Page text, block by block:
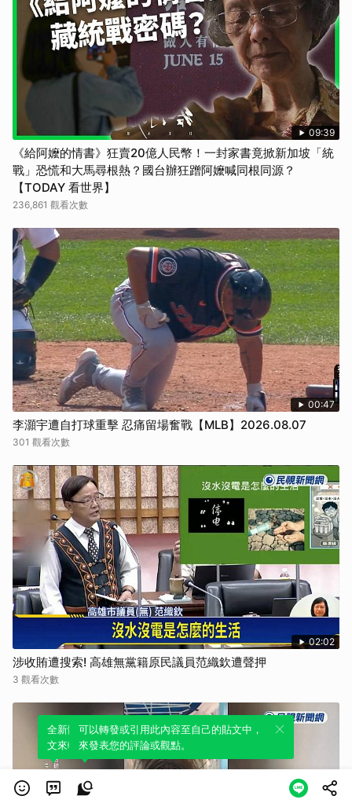
09:39
《給阿嬤的情書》狂賣20億人民幣！一封家書竟掀新加坡「統
戰」恐慌和大馬尋根熱？國台辦狂蹭阿嬤喊同根同源？
【TODAY 看世界】
236,861 觀看次數
00:47
李灝宇遭自打球重擊 忍痛留場奮戰【MLB】2026.08.07
301 觀看次數
02:02
涉收賄遭搜索! 高雄無黨籍原民議員范織欽遭聲押
3 觀看次數
全新體驗！一鍵引用此內容，透過發布貼
文來輕鬆表達個人立場。
可以轉發或引用此內容至自己的貼文中，
來發表您的評論或觀點。